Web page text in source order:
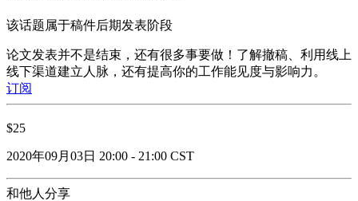
该话题属于稿件后期发表阶段
论文发表并不是结束，还有很多事要做！了解撤稿、利用线上
线下渠道建立人脉，还有提高你的工作能见度与影响力。
订阅
$25
2020年09月03日 20:00 - 21:00 CST
和他人分享